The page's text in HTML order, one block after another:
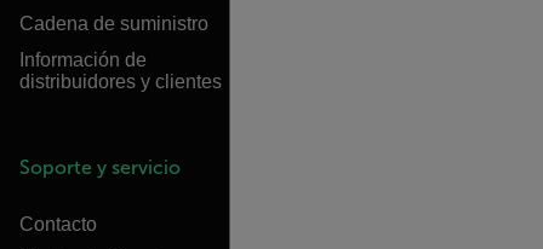
Cadena de suministro
Información de
distribuidores y clientes
Soporte y servicio
Contacto